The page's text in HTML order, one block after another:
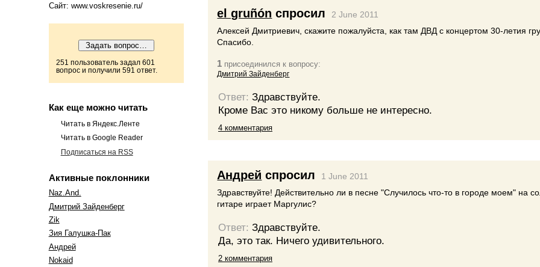
Сайт: www.voskresenie.ru/
251 пользователь задал 601
вопрос и получили 591 ответ.
Как еще можно читать
Читать в Яндекс.Ленте
Читать в Google Reader
Подписаться на RSS
Активные поклонники
Naz.And.
Дмитрий Зайденберг
Zik
Зия Галушка-Пак
Андрей
Nokaid
el gruñón спросил
2 June 2011
Алексей Дмитриевич, скажите пожалуйста, как там ДВД с концертом 30-летия
Спасибо.
1 присоединился к вопросу:
Дмитрий Зайденберг
Ответ: Здравствуйте.
Кроме Вас это никому больше не интересно.
4 комментария
Андрей спросил
1 June 2011
Здравствуйте! Действительно ли в песне "Случилось что-то в городе моем" на
гитаре играет Маргулис?
Ответ: Здравствуйте.
Да, это так. Ничего удивительного.
2 комментария